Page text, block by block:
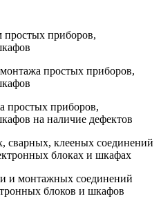
простых приборов,
простых приборов,
простых приборов,
на наличие дефектов
сварных, клееных соединений
блоках и шкафах
и монтажных соединений
блоков и шкафов